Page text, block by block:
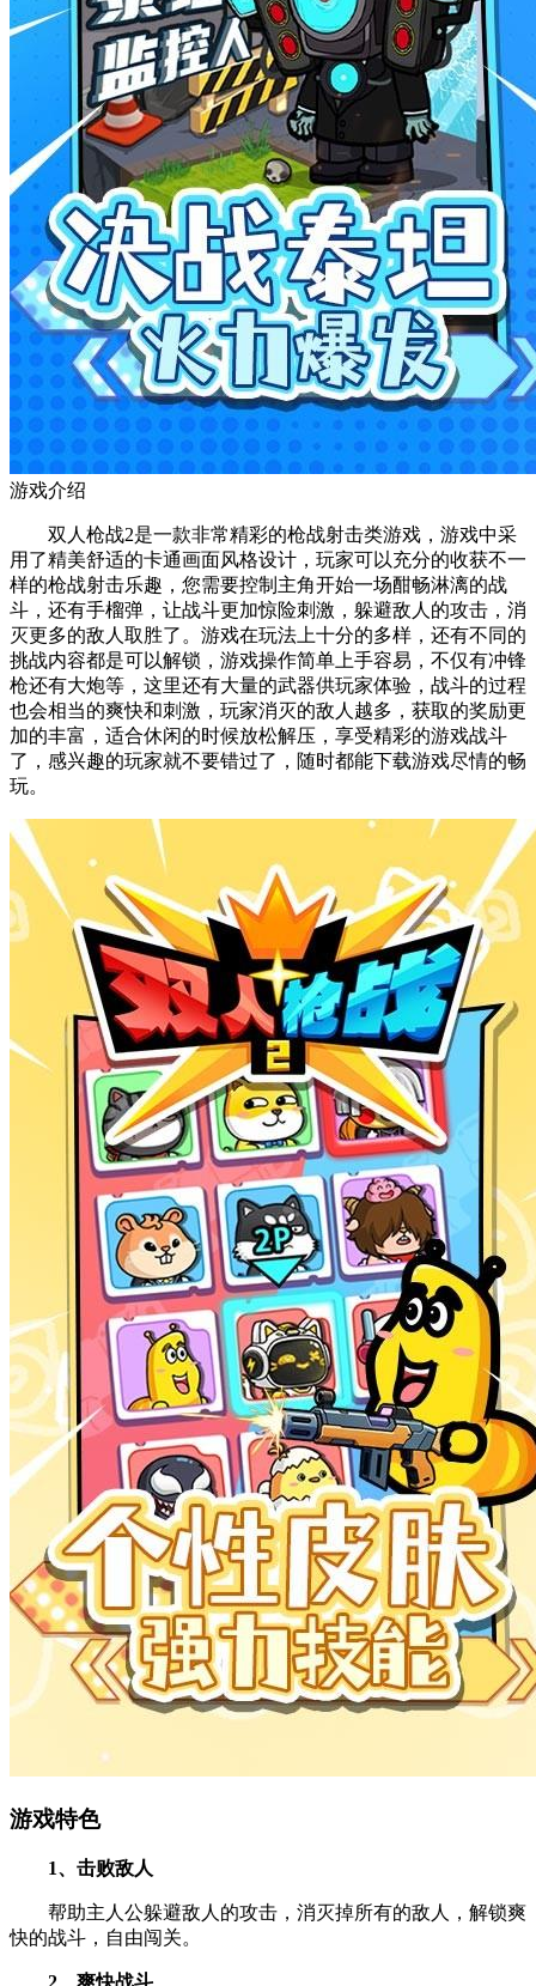
游戏介绍
双人枪战2是一款非常精彩的枪战射击类游戏，游戏中采
用了精美舒适的卡通画面风格设计，玩家可以充分的收获不一
样的枪战射击乐趣，您需要控制主角开始一场酣畅淋漓的战
斗，还有手榴弹，让战斗更加惊险刺激，躲避敌人的攻击，消
灭更多的敌人取胜了。游戏在玩法上十分的多样，还有不同的
挑战内容都是可以解锁，游戏操作简单上手容易，不仅有冲锋
枪还有大炮等，这里还有大量的武器供玩家体验，战斗的过程
也会相当的爽快和刺激，玩家消灭的敌人越多，获取的奖励更
加的丰富，适合休闲的时候放松解压，享受精彩的游戏战斗
了，感兴趣的玩家就不要错过了，随时都能下载游戏尽情的畅
玩。
游戏特色
1、击败敌人
帮助主人公躲避敌人的攻击，消灭掉所有的敌人，解锁爽
快的战斗，自由闯关。